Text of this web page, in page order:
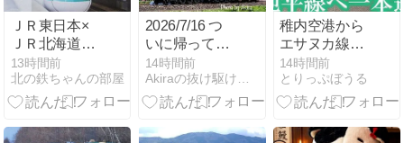
ＪＲ東日本×
ＪＲ北海道、
「えきねっ
と」で販売す
るＷＥＢ限定
売・見直し等
13時間前
北の鉄ちゃんの部屋
2026/7/16 つ
いに帰ってき
たC571！
14時間前
稚内空港から
エサヌカ線へ
直行！初日ド
ライブコー
ス・所要時間
14時間前
とりっぷぼうる